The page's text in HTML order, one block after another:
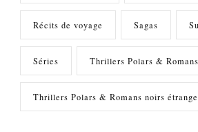
Récits de voyage Sagas
Séries Thrillers Polars &
Thrillers Polars & Romans noirs